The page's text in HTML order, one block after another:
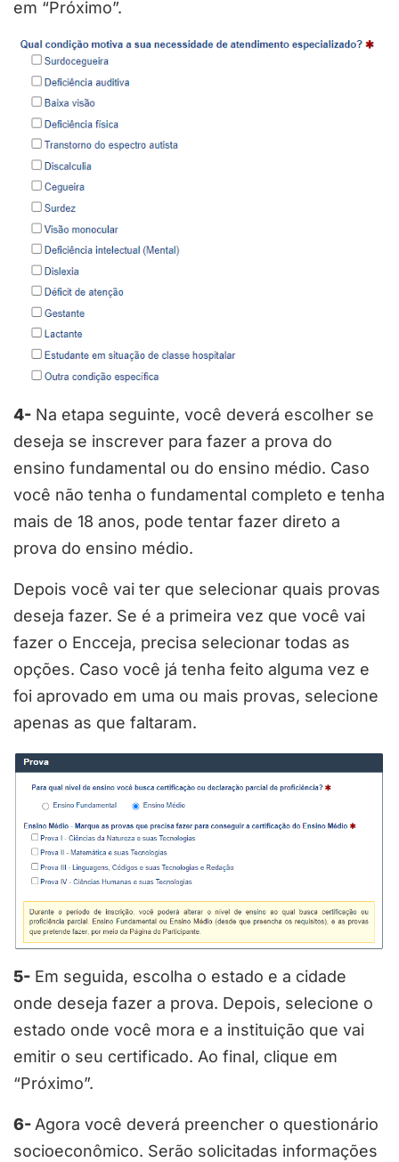
em “Próximo”.
4- Na etapa seguinte, você deverá escolher se
deseja se inscrever para fazer a prova do
ensino fundamental ou do ensino médio. Caso
você não tenha o fundamental completo e tenha
mais de 18 anos, pode tentar fazer direto a
prova do ensino médio.
Depois você vai ter que selecionar quais provas
deseja fazer. Se é a primeira vez que você vai
fazer o Encceja, precisa selecionar todas as
opções. Caso você já tenha feito alguma vez e
foi aprovado em uma ou mais provas, selecione
apenas as que faltaram.
5- Em seguida, escolha o estado e a cidade
onde deseja fazer a prova. Depois, selecione o
estado onde você mora e a instituição que vai
emitir o seu certificado. Ao final, clique em
“Próximo”.
6-Agora você deverá preencher o questionário
socioeconômico. Serão solicitadas informações